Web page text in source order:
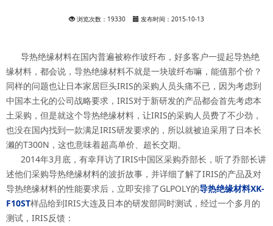
浏览次数：19330 发布时间：2015-10-13
导热绝缘材料在国内普遍被称作玻纤布，好多客户一提起导热绝
缘材料，都会说，导热绝缘材料不就是一块玻纤布嘛，能值那个价？
同样的问题也让日本家居巨头IRIS的采购人员头痛不已，因为考虑到
中国本土化的公司战略要求，IRIS对于新研发的产品都会首先考虑本
土采购，但是就这个导热绝缘材料，让IRIS的采购人员费了不少劲，
也没在国内找到一款满足IRIS研发要求的，所以就被迫采用了日本长
濑的T300N，这也意味着超高单价、超长交期。
2014年3月底，有幸拜访了IRIS中国区采购乔部长，听了乔部长讲
述他们采购导热绝缘材料的波折故事，并详细了解了IRIS的产品及对
导热绝缘材料的性能要求后，立即安排了GLPOLY的导热绝缘材料XK-
F10ST样品给到IRIS大连及日本的研发部同时测试，经过一个多月的
测试，IRIS反馈：